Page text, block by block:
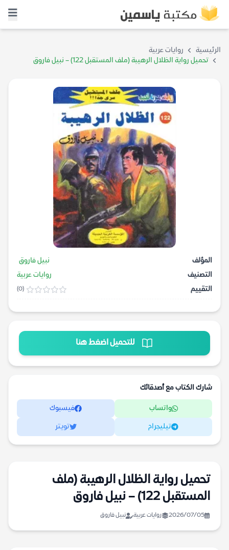
الرئيسية
روايات عربية
تحميل رواية الظلال الرهيبة (ملف المستقبل 122) – نبيل فاروق
المؤلف
نبيل فاروق
التصنيف
روايات عربية
التقييم
(0)
للتحميل اضغط هنا
شارك الكتاب مع أصدقائك
واتساب فيسبوك
تيليجرام تويتر
تحميل رواية الظلال الرهيبة (ملف
المستقبل 122) – نبيل فاروق
2026/07/05 روايات عربية نبيل فاروق